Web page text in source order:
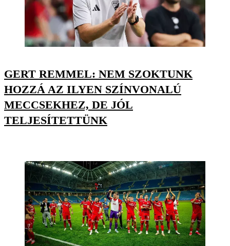
GERT REMMEL: NEM SZOKTUNK
HOZZÁ AZ ILYEN SZÍNVONALÚ
MECCSEKHEZ, DE JÓL
TELJESÍTETTÜNK